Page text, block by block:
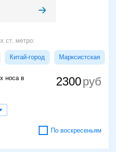
ст. метро:
Китай-город Марксистская
носа в
2300
По воскресеньям